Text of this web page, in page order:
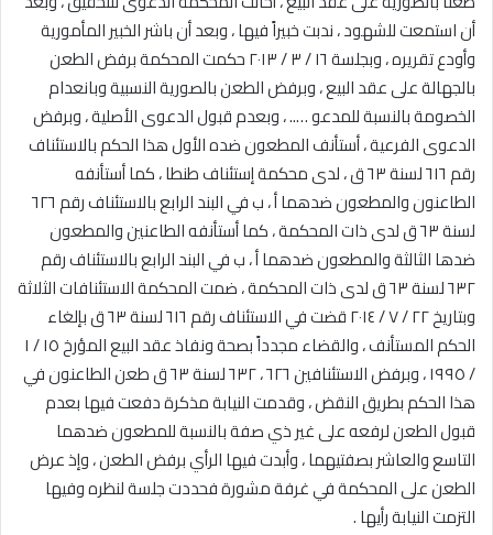
أن استمعت للشهود ، ندبت خبيراً فيها ، وبعد أن باشر الخبير المأمورية
وأودع تقريره ، وبجلسة ١٦ / ٣ / ٢٠١٣ حكمت المحكمة برفض الطعن
بالجهالة على عقد البيع ، وبرفض الطعن بالصورية النسبية وبانعدام
الخصومة بالنسبة للمدعو ….. ، وبعدم قبول الدعوى الأصلية ، وبرفض
الدعوى الفرعية ، أستأنف المطعون ضده الأول هذا الحكم بالاستئناف
رقم ٦١٦ لسنة ٦٣ ق ، لدى محكمة إستئناف طنطا ، كما أستأنفه
الطاعنون والمطعون ضدهما أ ، ب في البند الرابع بالاستئناف رقم ٦٢٦
لسنة ٦٣ ق لدى ذات المحكمة ، كما أستأنفه الطاعنين والمطعون
ضدها الثالثة والمطعون ضدهما أ ، ب في البند الرابع بالاستئناف رقم
٦٣٢ لسنة ٦٣ ق لدى ذات المحكمة ، ضمت المحكمة الاستئنافات الثلاثة
وبتاريخ ٢٢ / ٧ / ٢٠١٤ قضت في الاستئناف رقم ٦١٦ لسنة ٦٣ ق بإلغاء
الحكم المستأنف ، والقضاء مجدداً بصحة ونفاذ عقد البيع المؤرخ ١٥ / ١
/ ١٩٩٥ ، وبرفض الاستئنافين ٦٢٦ ، ٦٣٢ لسنة ٦٣ ق طعن الطاعنون في
هذا الحكم بطريق النقض ، وقدمت النيابة مذكرة دفعت فيها بعدم
قبول الطعن لرفعه على غير ذي صفة بالنسبة للمطعون ضدهما
التاسع والعاشر بصفتيهما ، وأبدت فيها الرأي برفض الطعن ، وإذ عرض
الطعن على المحكمة في غرفة مشورة فحددت جلسة لنظره وفيها
التزمت النيابة رأيها .